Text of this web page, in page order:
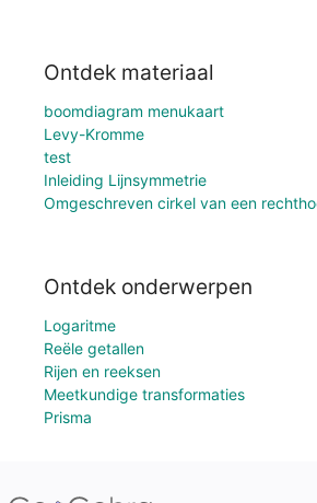
Ontdek materiaal
boomdiagram menukaart
Levy-Kromme
test
Inleiding Lijnsymmetrie
Omgeschreven cirkel van een
Ontdek onderwerpen
Logaritme
Reële getallen
Rijen en reeksen
Meetkundige transformaties
Prisma